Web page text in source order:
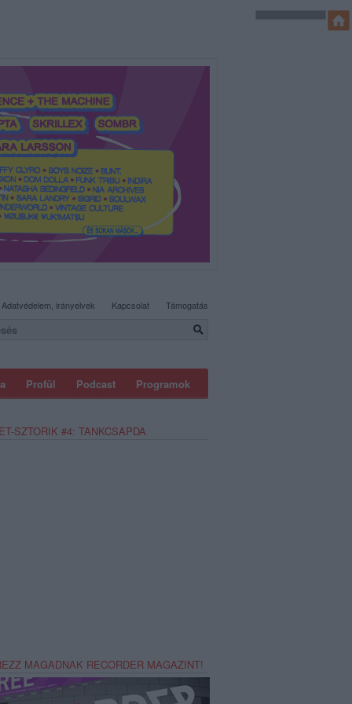
Profül Podcast Programok
Adatvédelem, irányelvek Kapcsolat Támogatás
SZTORIK #4: TANKCSAPDA
MAGADNAK RECORDER MAGAZINT!